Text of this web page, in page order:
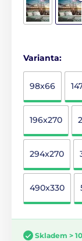
Varianta:
98x66
196x270
294x270
490x330
Skladem >